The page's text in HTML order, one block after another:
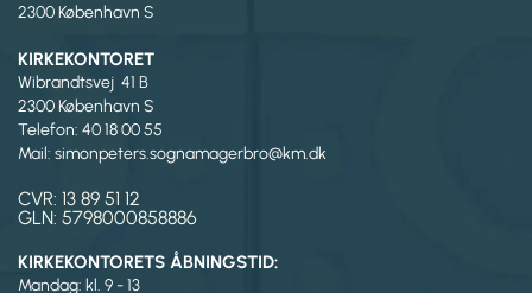
2300 København S
KIRKEKONTORET
Wibrandtsvej 41 B
2300 København S
Telefon: 40 18 00 55
Mail: simonpeters.sognamagerbro@km.dk
CVR: 13 89 51 12
GLN: 5798000858886
KIRKEKONTORETS ÅBNINGSTID:
Mandag: kl. 9 - 13